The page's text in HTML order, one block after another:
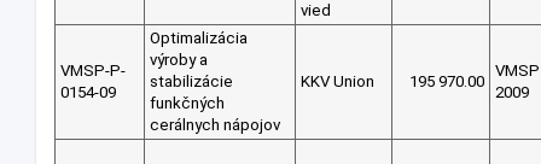
vied
VMSP-P-
0154-09
Optimalizácia
výroby a
stabilizácie
funkčných
cerálnych nápojov
KKV Union 195 970.00
VMSP
2009